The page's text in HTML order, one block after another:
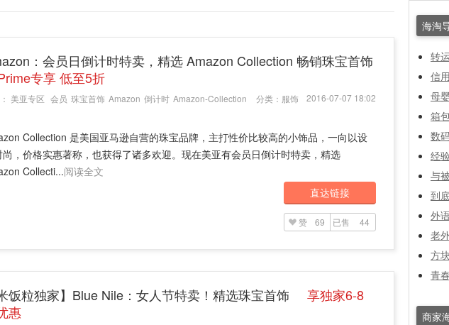
：会员日倒计时特卖，精选 Amazon Collection 畅销珠宝首饰
专享 低至5折
2016-07-07 18:02
美亚专区 会员 珠宝首饰 Amazon 倒计时 Amazon-Collection 分类： 服饰
Collection 是美国亚马逊自营的珠宝品牌，主打性价比较高的小饰品，一向以设
尚，价格实惠著称，也获得了诸多欢迎。现在美亚有会员日倒计时特卖，精选
Collecti...阅读全文
直达链接
赞 69 已售 44
饭粒独家】Blue Nile：女人节特卖！精选珠宝首饰
享独家6-8
惠
海淘
转
信
母
箱
数
经
与
到
外
老
方
青
商家